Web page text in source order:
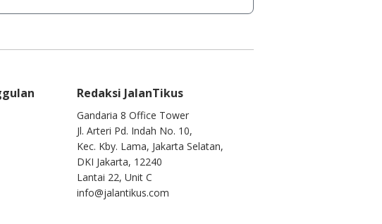
kamu keinfo@jalantikus.com
Redaksi JalanTikus
Gandaria 8 Office Tower
Jl. Arteri Pd. Indah No. 10,
Kec. Kby. Lama, Jakarta Selatan,
DKI Jakarta, 12240
Lantai 22, Unit C
info@jalantikus.com